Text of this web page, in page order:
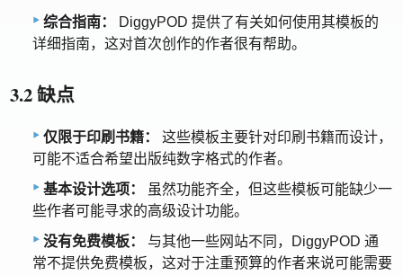
综合指南：
DiggyPOD 提供了有关如何使用其模板的
详细指南，这对首次创作的作者很有帮助。
3.2 缺点
仅限于印刷书籍：
这些模板主要针对印刷书籍而设计，
可能不适合希望出版纯数字格式的作者。
基本设计选项：
虽然功能齐全，但这些模板可能缺少一
些作者可能寻求的高级设计功能。
没有免费模板：
与其他一些网站不同，DiggyPOD 通
常不提供免费模板，这对于注重预算的作者来说可能需要